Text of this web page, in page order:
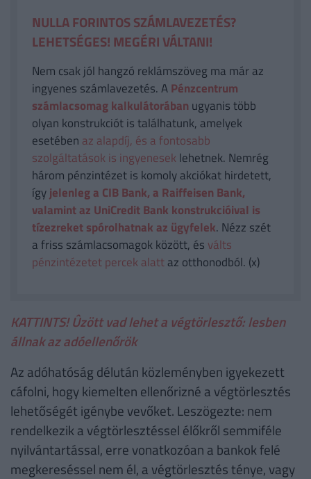
NULLA FORINTOS SZÁMLAVEZETÉS?
LEHETSÉGES! MEGÉRI VÁLTANI!
Nem csak jól hangzó reklámszöveg ma már az
ingyenes számlavezetés. APénzcentrum
számlacsomag kalkulátorában ugyanis több
olyan konstrukciót is találhatunk, amelyek
esetében az alapdíj, és a fontosabb
szolgáltatások is ingyenesek lehetnek. Nemrég
három pénzintézet is komoly akciókat hirdetett,
ígyjelenleg a CIB Bank, a Raiffeisen Bank,
valamint az UniCredit Bank konstrukcióival is
tízezreket spórolhatnak az ügyfelek. Nézz szét
a friss számlacsomagok között, és válts
pénzintézetet percek alattaz otthonodból. (x)
KATTINTS! Ûzött vad lehet a végtörlesztő: lesben
állnak az adóellenőrök
Az adóhatóság délután közleményben igyekezett
cáfolni, hogy kiemelten ellenőrizné a végtörlesztés
lehetőségét igénybe vevőket. Leszögezte: nem
rendelkezik a végtörlesztéssel élőkről semmiféle
nyilvántartással, erre vonatkozóan a bankok felé
megkereséssel nem él, a végtörlesztés ténye, vagy